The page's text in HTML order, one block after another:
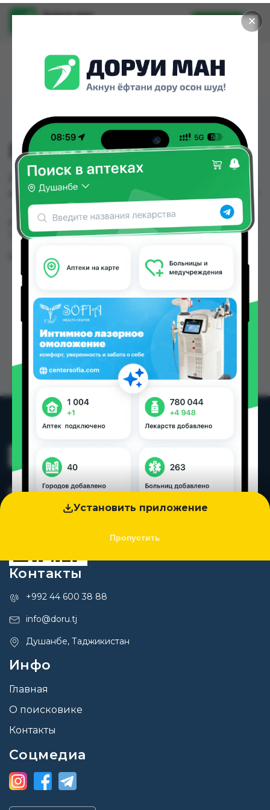
✕
Установить приложение
Пропустить
Доруи ман
Установить
ГАЛАВИТ СУП №10
ГАЛАВИТ СУП №10 можно купить или заказать в
аптеках, Абубакри Карим, Авиценна, АЗИЗ ВАКО
, Алишер-К, Аптека + 24/7, Аптека Алфавит,
Аптека Нур (Nur) по цене от 220.00 TJS до 281.80
TJS в Душанбе и других городах Таджикистана
Цена: от220.00 TJS
Контакты
+992 44 600 38 88
info@doru.tj
Душанбе, Таджикистан
Инфо
Главная
О поисковике
Контакты
Соцмедиа